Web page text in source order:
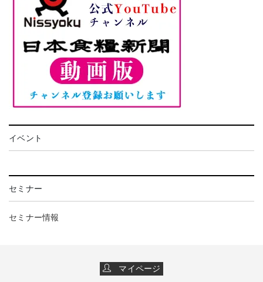
イベント
セミナー
セミナー情報
マイページ